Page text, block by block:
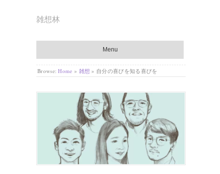
雑想林
Menu
Browse: Home » 雑想 » 自分の喜びを知る喜びを